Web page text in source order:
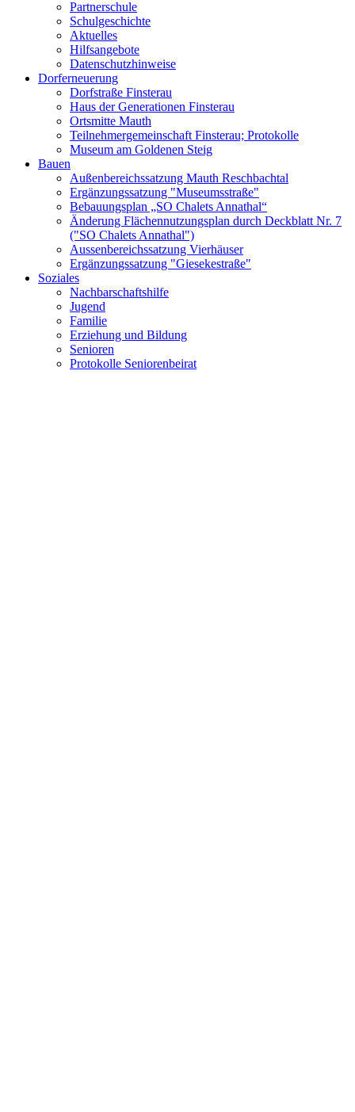
Partnerschule
Schulgeschichte
Aktuelles
Hilfsangebote
Datenschutzhinweise
Dorferneuerung
Dorfstraße Finsterau
Haus der Generationen Finsterau
Ortsmitte Mauth
Teilnehmergemeinschaft Finsterau; Protokolle
Museum am Goldenen Steig
Bauen
Außenbereichssatzung Mauth Reschbachtal
Ergänzungssatzung "Museumsstraße"
Bebauungsplan „SO Chalets Annathal“
Änderung Flächennutzungsplan durch Deckblatt Nr. 7
("SO Chalets Annathal")
Aussenbereichssatzung Vierhäuser
Ergänzungssatzung "Giesekestraße"
Soziales
Nachbarschaftshilfe
Jugend
Familie
Erziehung und Bildung
Senioren
Protokolle Seniorenbeirat